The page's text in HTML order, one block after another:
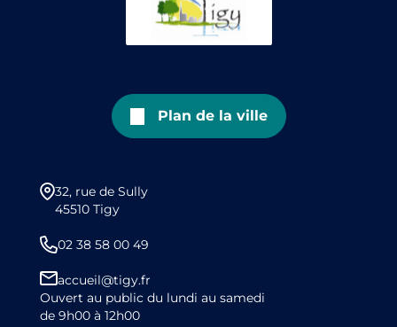
Plan de la ville
32, rue de Sully
45510 Tigy
02 38 58 00 49
accueil@tigy.fr
Ouvert au public du lundi au samedi
de 9h00 à 12h00